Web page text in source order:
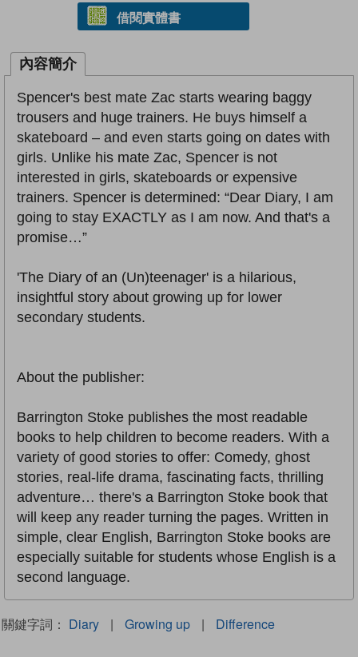
借閱實體書
內容簡介
Spencer's best mate Zac starts wearing baggy
trousers and huge trainers. He buys himself a
skateboard – and even starts going on dates with
girls. Unlike his mate Zac, Spencer is not
interested in girls, skateboards or expensive
trainers. Spencer is determined: “Dear Diary, I am
going to stay EXACTLY as I am now. And that's a
promise…”
'The Diary of an (Un)teenager' is a hilarious,
insightful story about growing up for lower
secondary students.
About the publisher:
Barrington Stoke publishes the most readable
books to help children to become readers. With a
variety of good stories to offer: Comedy, ghost
stories, real-life drama, fascinating facts, thrilling
adventure… there's a Barrington Stoke book that
will keep any reader turning the pages. Written in
simple, clear English, Barrington Stoke books are
especially suitable for students whose English is a
second language.
關鍵字詞： Diary | Growing up | Difference